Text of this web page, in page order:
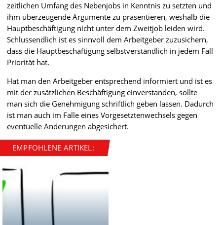
zeitlichen Umfang des Nebenjobs in Kenntnis zu setzten und
ihm überzeugende Argumente zu präsentieren, weshalb die
Hauptbeschäftigung nicht unter dem Zweitjob leiden wird.
Schlussendlich ist es sinnvoll dem Arbeitgeber zuzusichern,
dass die Hauptbeschäftigung selbstverständlich in jedem Fall
Priorität hat.
Hat man den Arbeitgeber entsprechend informiert und ist es
mit der zusätzlichen Beschäftigung einverstanden, sollte
man sich die Genehmigung schriftlich geben lassen. Dadurch
ist man auch im Falle eines Vorgesetztenwechsels gegen
eventuelle Änderungen abgesichert.
EMPFOHLENE ARTIKEL: